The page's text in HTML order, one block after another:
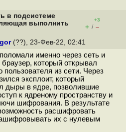
в подсистеме
выполнить
+3
+ / –
Igor(??), 23-Фев-22, 02:41
именно через сеть и
который открывал
пользователя из сети. Через
эксплоит, который
дыры в ядре, позволившие
к ядреному пространству и
шифрования. В результате
расшифровать
их с нулевым